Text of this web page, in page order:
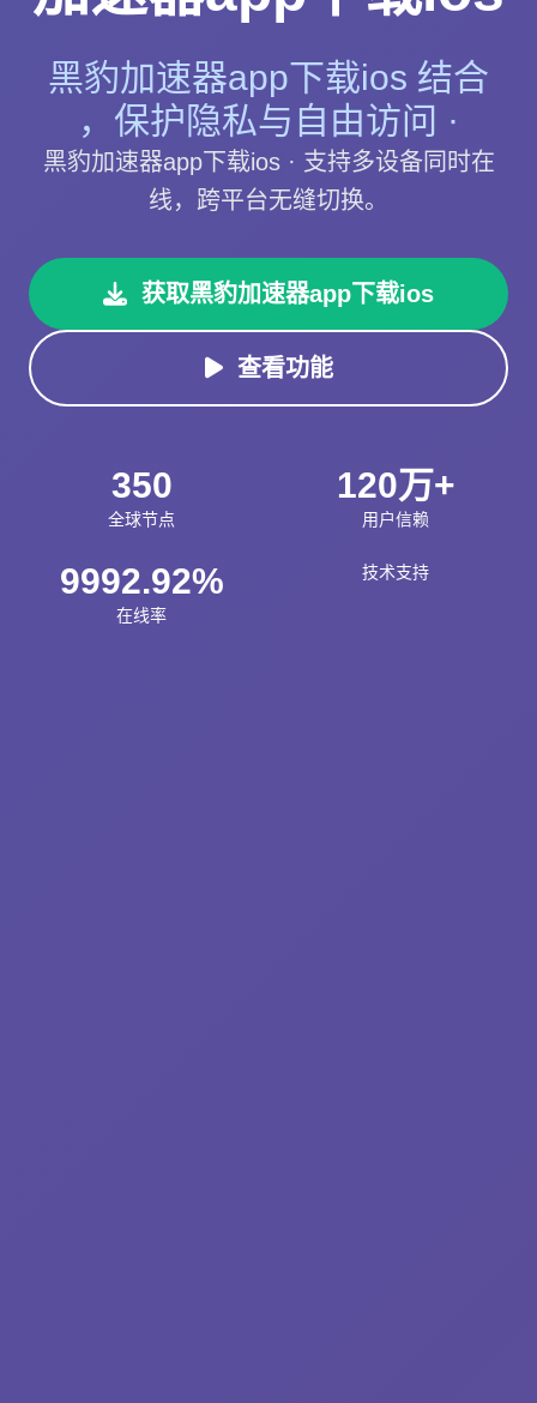
黑豹加速器app下载ios 结合
，保护隐私与自由访问 ·
黑豹加速器app下载ios · 支持多设备同时在
线，跨平台无缝切换。
获取黑豹加速器app下载ios
查看功能
350
全球节点
120万+
用户信赖
9992.92%
在线率
技术支持